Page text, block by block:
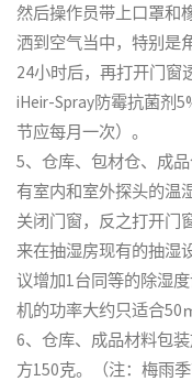
然后操作员带上口罩和
洒到空气当中，特别是
24小时后，再打开门窗
iHeir-Spray防霉抗菌剂
节应每月一次）。
5、仓库、包材仓、成
有室内和室外探头的温
关闭门窗，反之打开门
来在抽湿房现有的抽湿
议增加1台同等的除湿
机的功率大约只适合50
6、仓库、成品材料包
方150克。（注：梅雨